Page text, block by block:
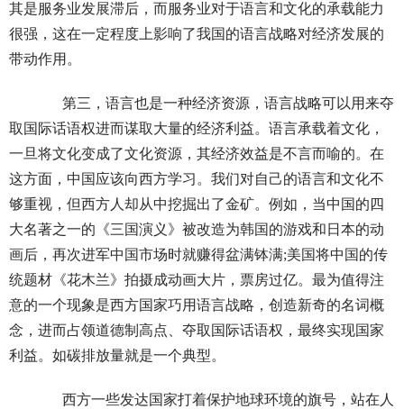
其是服务业发展滞后，而服务业对于语言和文化的承载能力
很强，这在一定程度上影响了我国的语言战略对经济发展的
带动作用。
第三，语言也是一种经济资源，语言战略可以用来夺
取国际话语权进而谋取大量的经济利益。语言承载着文化，
一旦将文化变成了文化资源，其经济效益是不言而喻的。在
这方面，中国应该向西方学习。我们对自己的语言和文化不
够重视，但西方人却从中挖掘出了金矿。例如，当中国的四
大名著之一的《三国演义》被改造为韩国的游戏和日本的动
画后，再次进军中国市场时就赚得盆满钵满;美国将中国的传
统题材《花木兰》拍摄成动画大片，票房过亿。最为值得注
意的一个现象是西方国家巧用语言战略，创造新奇的名词概
念，进而占领道德制高点、夺取国际话语权，最终实现国家
利益。如碳排放量就是一个典型。
西方一些发达国家打着保护地球环境的旗号，站在人